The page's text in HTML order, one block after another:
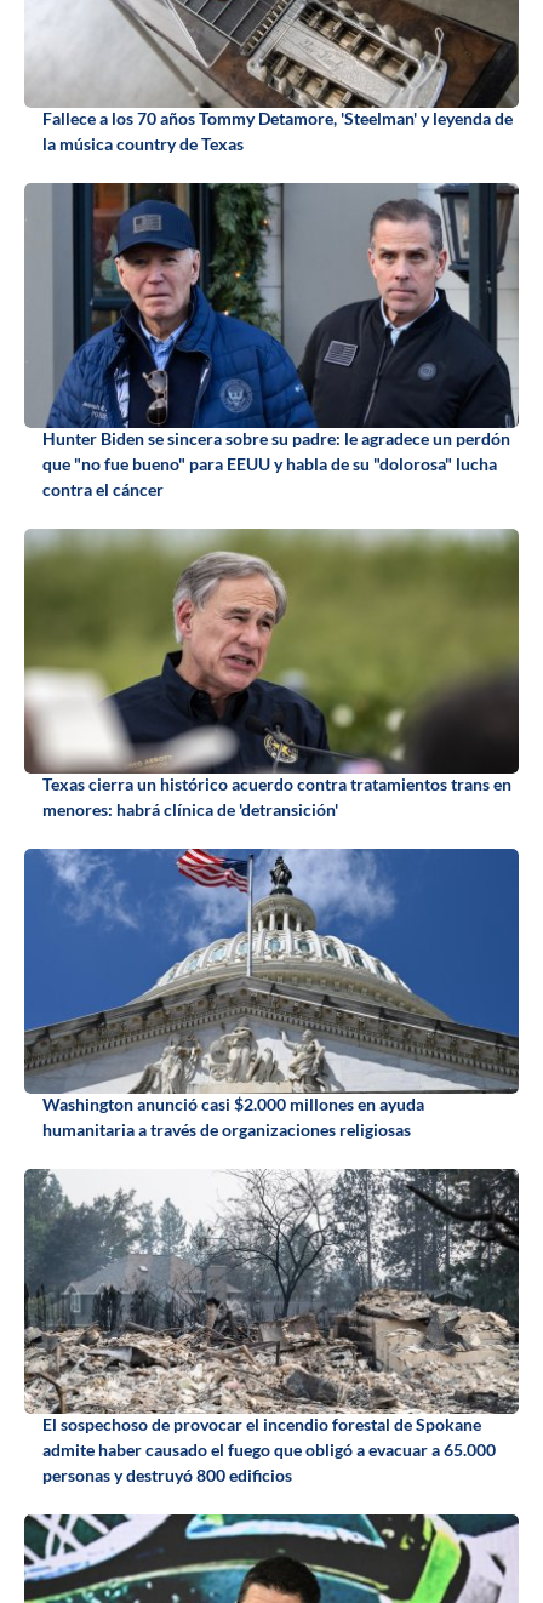
Fallece a los 70 años Tommy Detamore, 'Steelman' y leyenda de
la música country de Texas
Hunter Biden se sincera sobre su padre: le agradece un perdón
que "no fue bueno" para EEUU y habla de su "dolorosa" lucha
contra el cáncer
Texas cierra un histórico acuerdo contra tratamientos trans en
menores: habrá clínica de 'detransición'
Washington anunció casi $2.000 millones en ayuda
humanitaria a través de organizaciones religiosas
El sospechoso de provocar el incendio forestal de Spokane
admite haber causado el fuego que obligó a evacuar a 65.000
personas y destruyó 800 edificios